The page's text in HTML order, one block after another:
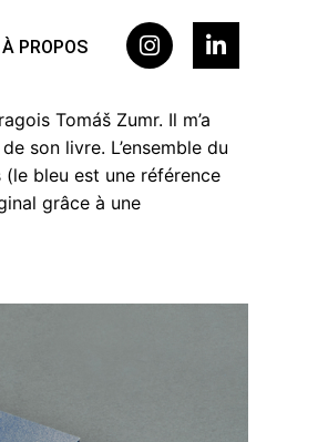
À PROPOS
Tomáš Zumr. Il m’a
son livre. L’ensemble du
bleu est une référence
grâce à une